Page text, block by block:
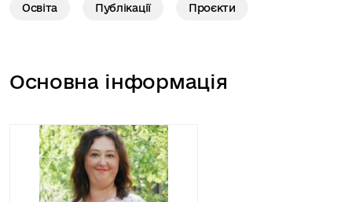
Освіта Публікації Проєкти
Основна інформація